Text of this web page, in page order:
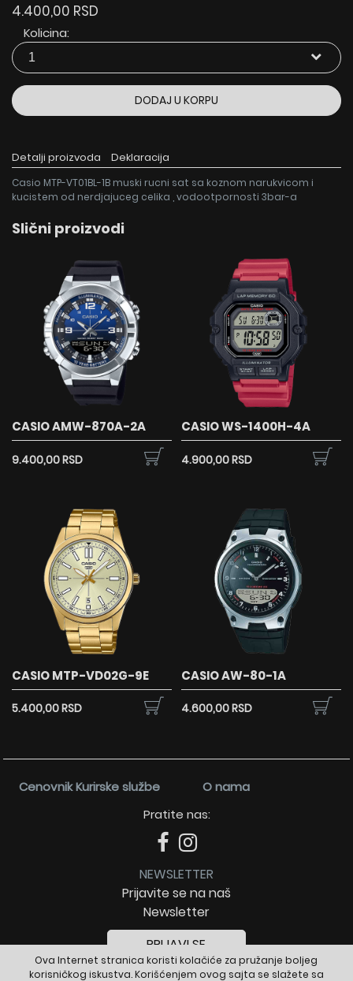
Ova Internet stranica koristi kolačiće za pružanje boljeg
korisničkog iskustva. Korišćenjem ovog sajta se slažete sa
4.400,00 RSD
Kolicina:
DODAJ U KORPU
Detalji proizvoda Deklaracija
Casio MTP-VT01BL-1B muski rucni sat sa koznom narukvicom i
kucistem od nerdjajuceg celika , vodootpornosti 3bar-a
Slični proizvodi
CASIO AMW-870A-2A
9.400,00 RSD
CASIO WS-1400H-4A
4.900,00 RSD
CASIO MTP-VD02G-9E
5.400,00 RSD
CASIO AW-80-1A
4.600,00 RSD
Cenovnik Kurirske službe
O nama
Pratite nas:
NEWSLETTER
Prijavite se na naš
Newsletter
PRIJAVI SE